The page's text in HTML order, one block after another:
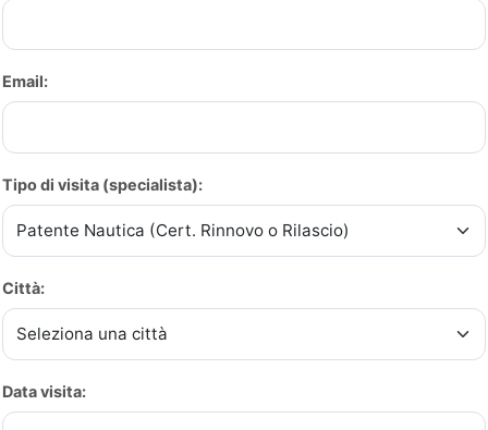
Email:
Tipo di visita (specialista):
Città:
Data visita: